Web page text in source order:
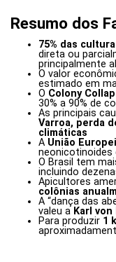
Resumo dos
75% das
direta ou
principalmente
O valor
estimado em
O Colony
30% a 90% de
As principais
Varroa, perda
climáticas
A União
neonicotinoides
O Brasil tem
incluindo
Apicultores
colônias
A “dança das
valeu a Karl
Para produzir 1